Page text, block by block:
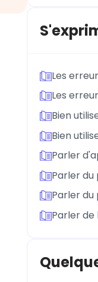
Les
Les
Bien
Bien
Parler
Parler
Parler du
Parler de